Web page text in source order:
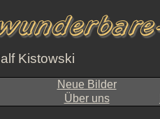
Kistowski
Neue Bilder
Über uns